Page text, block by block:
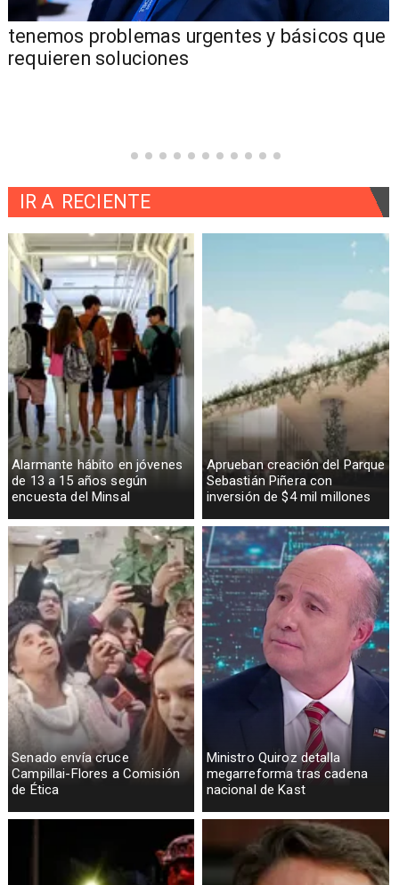
tenemos problemas urgentes y básicos que
requieren soluciones
Alarmante hábito en jóvenes
de 13 a 15 años según
encuesta del Minsal
Aprueban creación del Parque
Sebastián Piñera con
inversión de $4 mil millones
Senado envía cruce
Campillai-Flores a Comisión
de Ética
Ministro Quiroz detalla
megarreforma tras cadena
nacional de Kast
IR A RECIENTE